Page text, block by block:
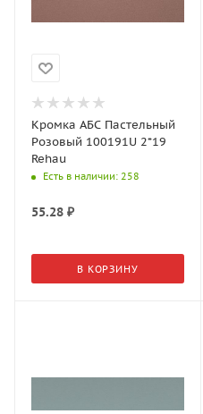
Кромка АБС Пастельный
Розовый 100191U 2*19
Rehau
Есть в наличии: 258
55.28 ₽
В КОРЗИНУ